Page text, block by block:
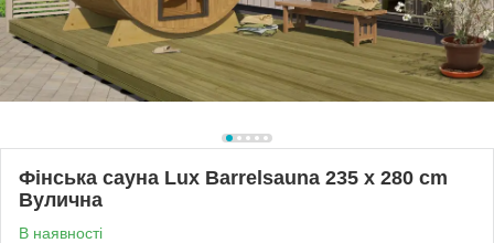
Фінська сауна Lux Barrelsauna 235 x 280 cm
Вулична
В наявності